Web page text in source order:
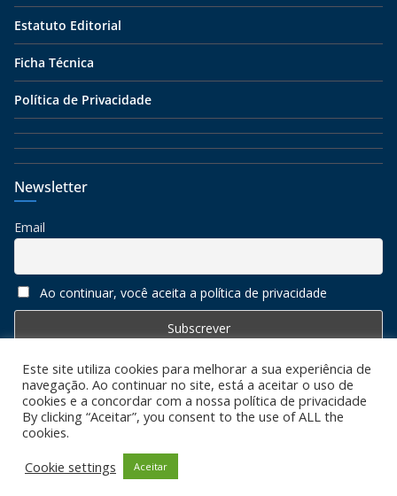
Estatuto Editorial
Ficha Técnica
Política de Privacidade
Newsletter
Email
Ao continuar, você aceita a política de privacidade
Copyright © 2026
direitos reservados
Este site utiliza cookies para melhorar a sua experiência de
navegação. Ao continuar no site, está a aceitar o uso de
cookies e a concordar com a nossa política de privacidade
By clicking “Aceitar”, you consent to the use of ALL the
cookies.
Cookie settings
Aceitar